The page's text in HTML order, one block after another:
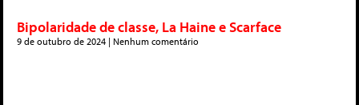
Bipolaridade de classe, La Haine e Scarface
9 de outubro de 2024 Nenhum comentário